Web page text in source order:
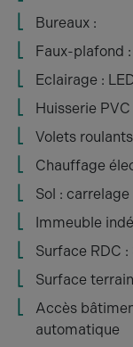
Bureaux :
Faux-plafond
Eclairage :
Huisserie
Volets
Chauffage
Sol : carrelage
Immeuble
Surface RDC :
Surface
Accès
automatique